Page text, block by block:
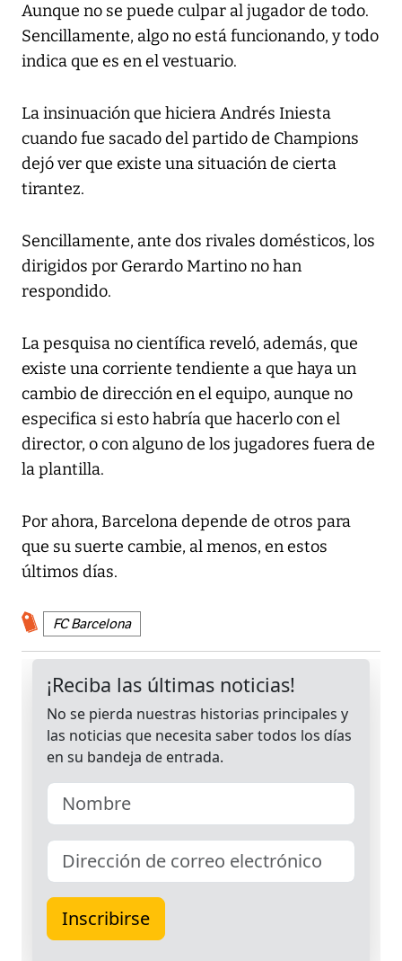
Aunque no se puede culpar al jugador de todo.
Sencillamente, algo no está funcionando, y todo
indica que es en el vestuario.
La insinuación que hiciera Andrés Iniesta
cuando fue sacado del partido de Champions
dejó ver que existe una situación de cierta
tirantez.
Sencillamente, ante dos rivales domésticos, los
dirigidos por Gerardo Martino no han
respondido.
La pesquisa no científica reveló, además, que
existe una corriente tendiente a que haya un
cambio de dirección en el equipo, aunque no
especifica si esto habría que hacerlo con el
director, o con alguno de los jugadores fuera de
la plantilla.
Por ahora, Barcelona depende de otros para
que su suerte cambie, al menos, en estos
últimos días.
FC Barcelona